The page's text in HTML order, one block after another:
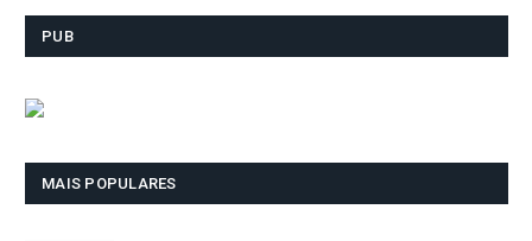
PUB
MAIS POPULARES